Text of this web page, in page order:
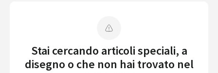
Stai cercando articoli speciali, a
disegno o che non hai trovato nel